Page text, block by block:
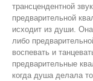
трансцендентной
предварительной
исходит из души.
либо
воспевать и
предварительные
когда душа делала